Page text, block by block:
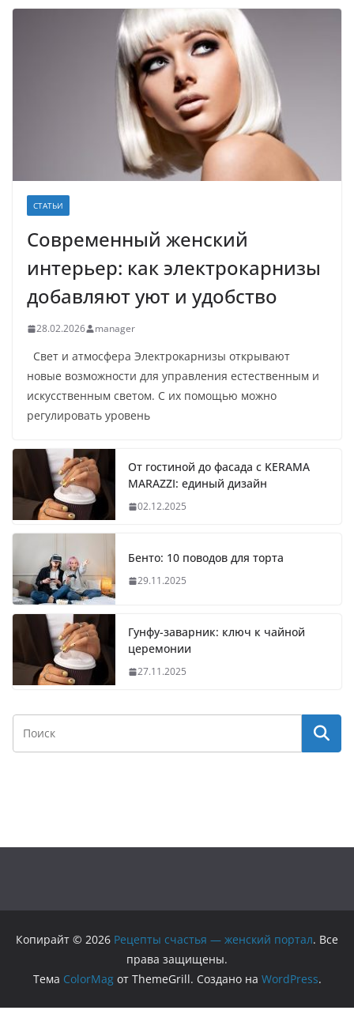
СТАТЬИ
Современный женский
интерьер: как электрокарнизы
добавляют уют и удобство
28.02.2026 manager
Свет и атмосфера Электрокарнизы открывают
новые возможности для управления естественным и
искусственным светом. С их помощью можно
регулировать уровень
От гостиной до фасада с KERAMA
MARAZZI: единый дизайн
02.12.2025
Бенто: 10 поводов для торта
29.11.2025
Гунфу-заварник: ключ к чайной
церемонии
27.11.2025
Копирайт © 2026 Рецепты счастья — женский портал. Все
права защищены.
Тема ColorMagот ThemeGrill. Создано на WordPress.